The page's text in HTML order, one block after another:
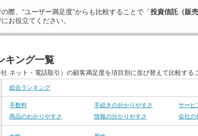
際、“ユーザー満足度”からも比較することで「投資信託（販
にお役立てください。
キング一覧
ネット・電話取引）の顧客満足度を項目別に並び替えて比較する
総合ランキング
手数料 手続きの分かりやすさ
サービ
商品のわかりやすさ
情報の分かりやすさ 会社の